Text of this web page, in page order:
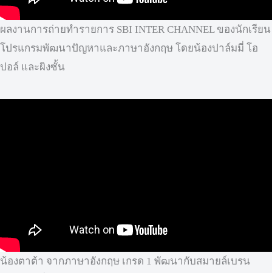
ผลงานการถ่ายทำรายการ SBI INTER CHANNEL ของนักเรียน
โปรแกรมพัฒนาปัญหาและภาษาอังกฤษ โดยน้องปาล์มมี่ โอ
ปอล์ และผิงซั้น
น้องตาต้า จากภาษาอังกฤษ เกรด 1 พัฒนากับสมายล์เบรน